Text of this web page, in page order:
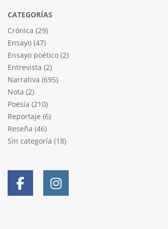
CATEGORÍAS
Crónica (29)
Ensayo (47)
Ensayo poético (2)
Entrevista (2)
Narrativa (695)
Nota (2)
Poesía (210)
Reportaje (6)
Reseña (46)
Sin categoría (18)